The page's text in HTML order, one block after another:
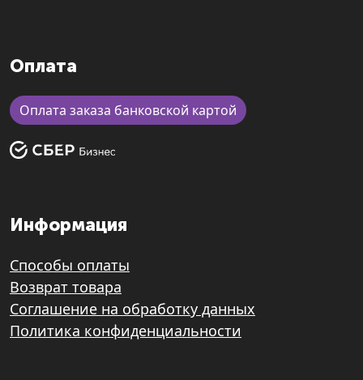
Оплата
Оплата заказа банковской картой
Информация
Способы оплаты
Возврат товара
Соглашение на обработку данных
Политика конфиденциальности